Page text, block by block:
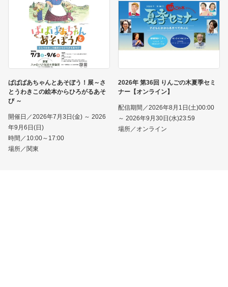
ばばばあちゃんとあそぼう！展～さ
とうわきこの絵本からひろがるあそ
び ～
開催日／2026年7月3日(金) ～ 2026
年9月6日(日)
時間／10:00～17:00
場所／関東
2026年 第36回 りんごの木夏季セミ
ナー【オンライン】
配信期間／2026年8月1日(土)00:00
～ 2026年9月30日(水)23:59
場所／オンライン